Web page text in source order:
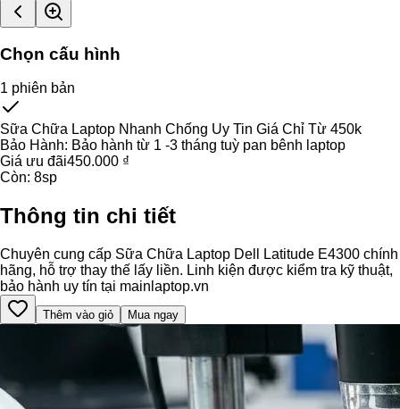
Chọn cấu hình
1 phiên bản
Sữa Chữa Laptop Nhanh Chống Uy Tin Giá Chỉ Từ 450k
Bảo Hành: Bảo hành từ 1 -3 tháng tuỳ pan bênh laptop
Giá ưu đãi450.000 ₫
Còn: 8sp
Thông tin chi tiết
Chuyên cung cấp Sữa Chữa Laptop Dell Latitude E4300 chính
hãng, hỗ trợ thay thế lấy liền. Linh kiện được kiểm tra kỹ thuật,
bảo hành uy tín tại mainlaptop.vn
Thêm vào giỏ Mua ngay